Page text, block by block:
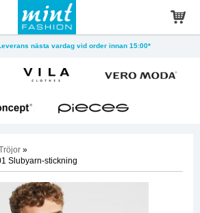
nästa vardag vid order innan 15:00*
»
Slubyarn-stickning